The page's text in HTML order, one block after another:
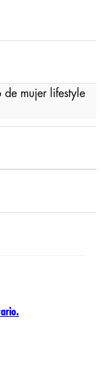
mujer lifestyle